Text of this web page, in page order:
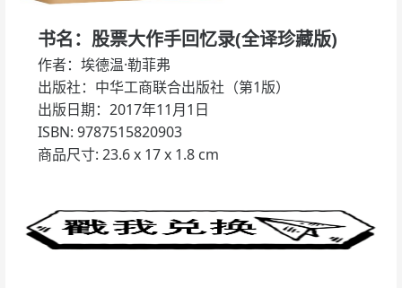
书名：股票大作手回忆录(全译珍藏版)
作者：埃德温·勒菲弗
出版社：中华工商联合出版社（第1版）
出版日期：2017年11月1日
ISBN: 9787515820903
商品尺寸: 23.6 x 17 x 1.8 cm